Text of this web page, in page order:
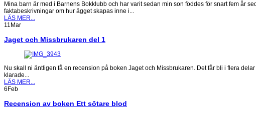
Mina barn är med i Barnens Bokklubb och har varit sedan min son föddes för snart fem år
faktabeskrivningar om hur ägget skapas inne i...
LÄS MER...
11 Mar
Jaget och Missbrukaren del 1
Nu skall ni äntligen få en recension på boken Jaget och Missbrukaren. Det får bli i flera
klarade...
LÄS MER...
6 Feb
Recension av boken Ett sötare blod